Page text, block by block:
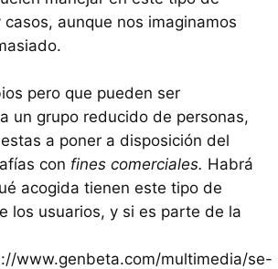
aunque nos imaginamos
pero que pueden ser
un grupo reducido de personas,
a poner a disposición del
con fines comerciales. Habrá
acogida tienen este tipo de
los usuarios, y si es parte de la
www.genbeta.com/multimedia/se-